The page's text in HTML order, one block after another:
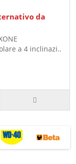
da
a 4 inclinazi..